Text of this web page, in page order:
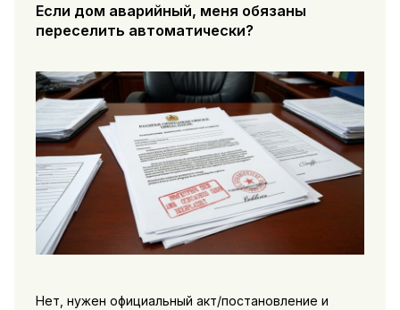
Если дом аварийный, меня обязаны
переселить автоматически?
Нет, нужен официальный акт/постановление и